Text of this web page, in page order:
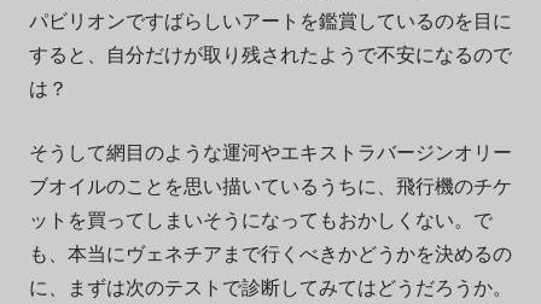
パビリオンですばらしいアートを鑑賞しているのを目に
すると、自分だけが取り残されたようで不安になるので
は？
そうして網目のような運河やエキストラバージンオリー
ブオイルのことを思い描いているうちに、飛行機のチケ
ットを買ってしまいそうになってもおかしくない。で
も、本当にヴェネチアまで行くべきかどうかを決めるの
に、まずは次のテストで診断してみてはどうだろうか。